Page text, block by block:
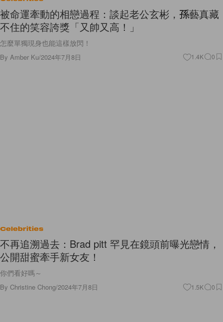
被命運牽動的相戀過程：談起老公玄彬，孫藝真藏
不住的笑容誇獎「又帥又高！」
怎麼單獨現身也能這樣放閃！
By Amber Ku/2024年7月8日 1.4K 0
Celebrities
不再追溯過去：Brad pitt 罕見在鏡頭前曝光戀情，
公開甜蜜牽手新女友！
你們看好嗎～
By Christine Chong/2024年7月8日 1.5K 0